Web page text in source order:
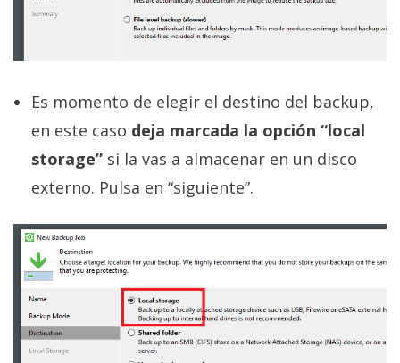
Es momento de elegir el destino del backup,
en este caso deja marcada la opción “local
storage” si la vas a almacenar en un disco
externo. Pulsa en “siguiente”.